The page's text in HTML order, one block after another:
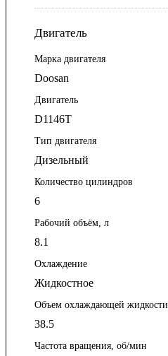
Двигатель
Марка двигателя
Doosan
Двигатель
D1146T
Тип двигателя
Дизельный
Количество цилиндров
6
Рабочий объём, л
8.1
Охлаждение
Жидкостное
Объем охлаждающей жидкости
38.5
Частота вращения, об/мин